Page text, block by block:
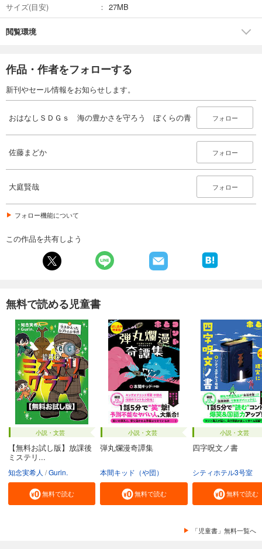
サイズ(目安)
27MB
閲覧環境
作品・作者をフォローする
新刊やセール情報をお知らせします。
おはなしＳＤＧｓ 海の豊かさを守ろう ぼくらの青 フォロー
佐藤まどか フォロー
大庭賢哉 フォロー
フォロー機能について
この作品を共有しよう
無料で読める児童書
小説・文芸
【無料お試し版】放課後
ミステリ...
知念実希人 Gurin.
無料で読む
小説・文芸
弾丸爛漫奇譚集
本間キッド（や団）
無料で読む
小説・文芸
四字呪文ノ書
シティホテル3号室
無料で読む
「児童書」無料一覧へ